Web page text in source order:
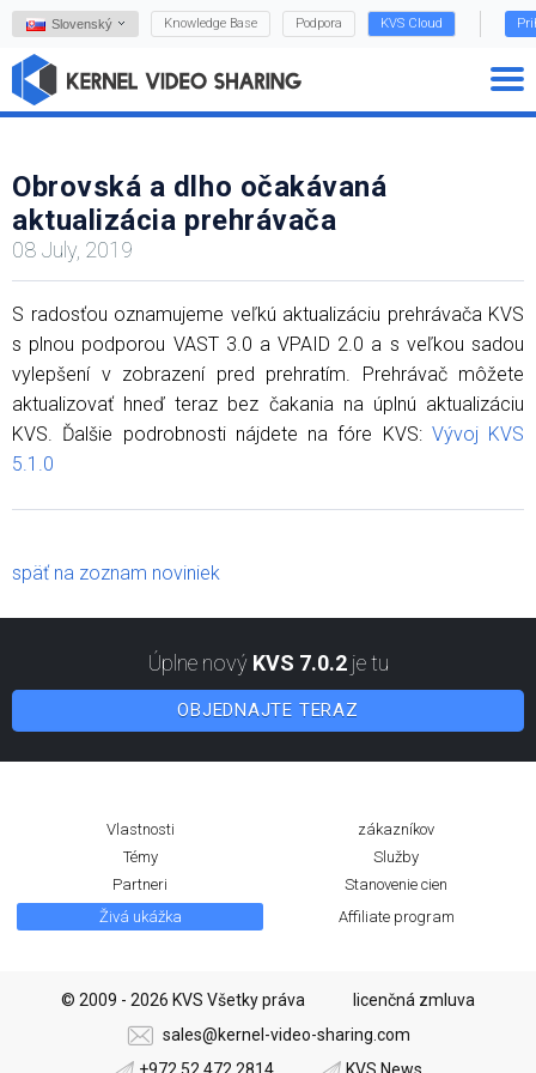
Slovenský Knowledge Base Podpora KVS Cloud
Obrovská a dlho očakávaná
aktualizácia prehrávača
08 July, 2019
S radosťou oznamujeme veľkú aktualizáciu prehrávača KVS
s plnou podporou VAST 3.0 a VPAID 2.0 a s veľkou sadou
vylepšení v zobrazení pred prehratím. Prehrávač môžete
aktualizovať hneď teraz bez čakania na úplnú aktualizáciu
KVS. Ďalšie podrobnosti nájdete na fóre KVS: Vývoj KVS
5.1.0
späť na zoznam noviniek
Úplne nový KVS 7.0.2je tu
OBJEDNAJTE TERAZ
Vlastnosti
zákazníkov
Témy
Služby
Partneri
Stanovenie cien
Živá ukážka
Affiliate program
© 2009 - 2026 KVS Všetky práva
licenčná zmluva
sales@kernel-video-sharing.com